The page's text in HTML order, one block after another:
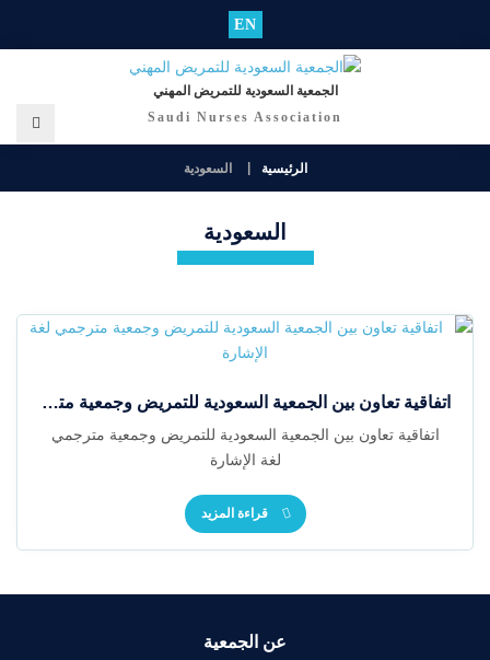
EN
الجمعية السعودية للتمريض المهني
Saudi Nurses Association
الرئيسية السعودية
السعودية
اتفاقية تعاون بين الجمعية السعودية للتمريض وجمعية مترجمي لغة الإشارة
اتفاقية تعاون بين الجمعية السعودية للتمريض وجمعية مترجمي
لغة الإشارة
قراءة المزيد
عن الجمعية